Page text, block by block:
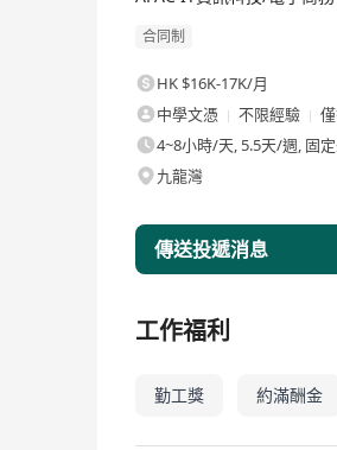
合同制
HK $16K-17K/月
中學文憑
不限經驗
4~8小時/天, 5.5天/週, 固
九龍灣
傳送投遞消息
工作福利
勤工獎 約滿酬金